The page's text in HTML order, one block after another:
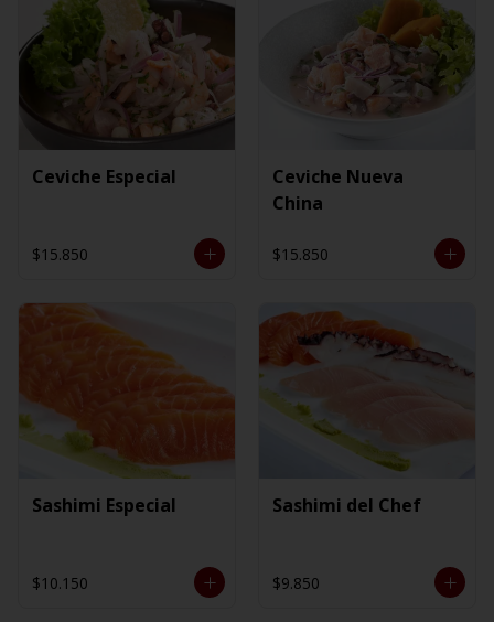
Ceviche Especial
$15.850
Ceviche Nueva
China
$15.850
Sashimi Especial
$10.150
Sashimi del Chef
$9.850